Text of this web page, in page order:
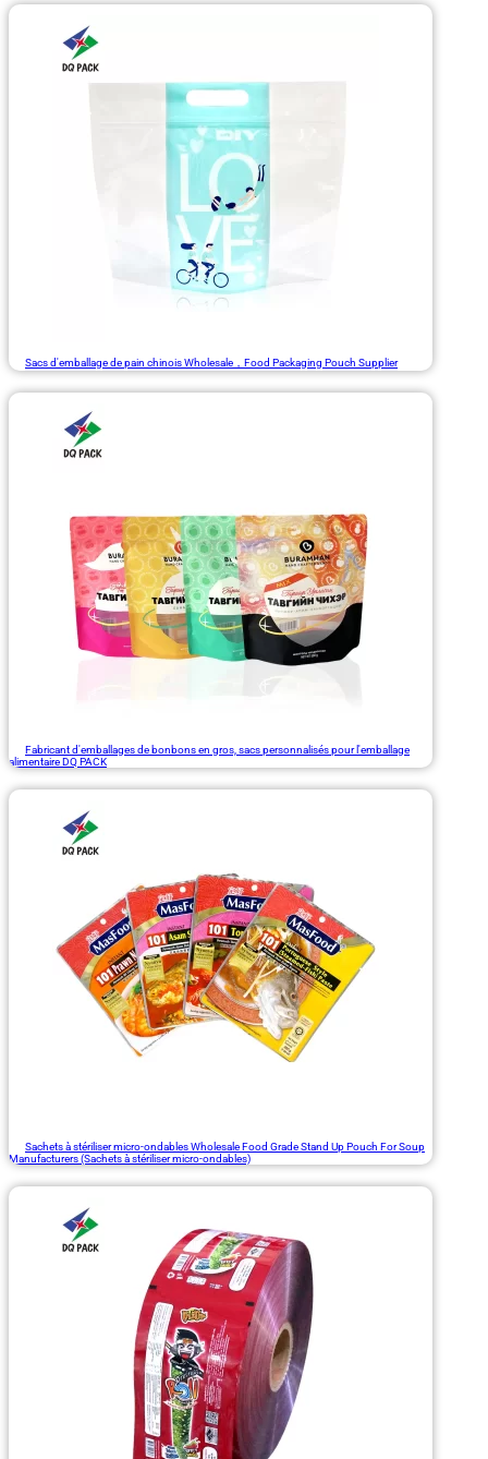
Sacs d'emballage de pain chinois Wholesale，Food Packaging Pouch Supplier
Fabricant d'emballages de bonbons en gros, sacs personnalisés pour l'emballage
alimentaire DQ PACK
Sachets à stériliser micro-ondables Wholesale Food Grade Stand Up Pouch For Soup
Manufacturers (Sachets à stériliser micro-ondables)